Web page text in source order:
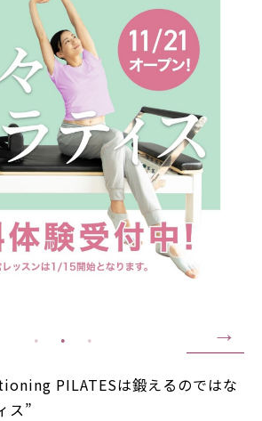
PILATESは鍛えるのではな
ス”